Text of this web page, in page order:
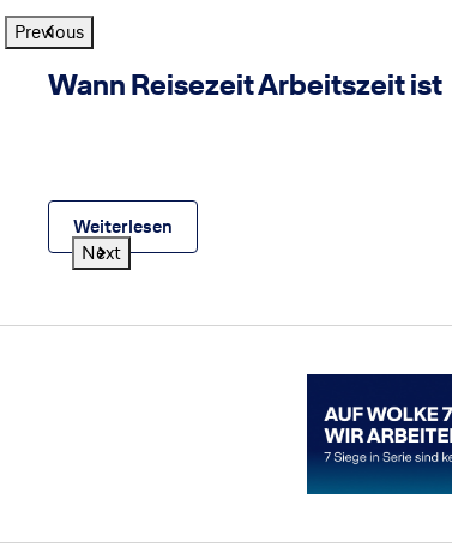
Previous
Wann Reisezeit Arbeitszeit ist
Weiterlesen
Next